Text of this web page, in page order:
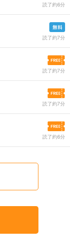
読了約6分
読了約7分
読了約7分
読了約7分
読了約6分